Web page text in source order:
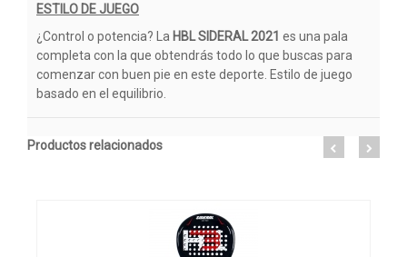
ESTILO DE JUEGO
¿Control o potencia? La HBL SIDERAL 2021 es una pala
completa con la que obtendrás todo lo que buscas para
comenzar con buen pie en este deporte. Estilo de juego
basado en el equilibrio.
Productos relacionados